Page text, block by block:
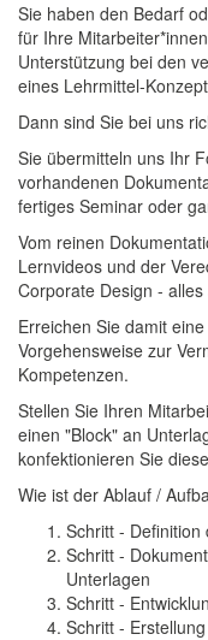
Sie haben den Bedarf
für Ihre
Unterstützung bei den
eines Lehrmittel-
Dann sind Sie bei uns
Sie übermitteln uns Ihr
vorhandenen
fertiges Seminar oder
Vom reinen
Lernvideos und der
Corporate Design -
Erreichen Sie damit
Vorgehensweise zur
Kompetenzen.
Stellen Sie Ihren
einen "Block" an
konfektionieren Sie
Wie ist der Ablauf /
Schritt - Definition
Schritt -
Unterlagen
Schritt -
Schritt -